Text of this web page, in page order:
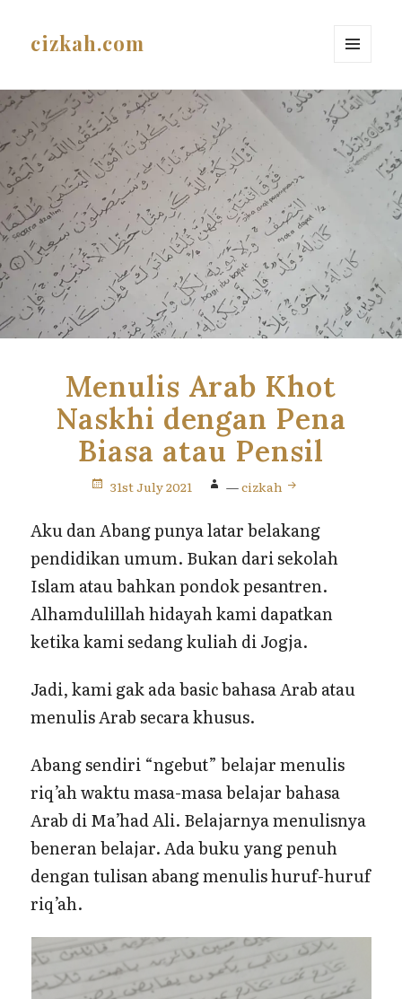
cizkah.com
WIDGETS
Menulis Arab Khot
Naskhi dengan Pena
Biasa atau Pensil
31st July 2021 —cizkah
Aku dan Abang punya latar belakang
pendidikan umum. Bukan dari sekolah
Islam atau bahkan pondok pesantren.
Alhamdulillah hidayah kami dapatkan
ketika kami sedang kuliah di Jogja.
Jadi, kami gak ada basic bahasa Arab atau
menulis Arab secara khusus.
Abang sendiri “ngebut” belajar menulis
riq’ah waktu masa-masa belajar bahasa
Arab di Ma’had Ali. Belajarnya menulisnya
beneran belajar. Ada buku yang penuh
dengan tulisan abang menulis huruf-huruf
riq’ah.